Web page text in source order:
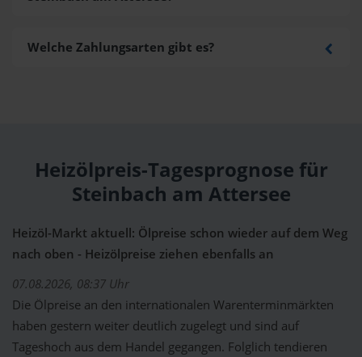
Welche Zahlungsarten gibt es?
Heizölpreis-Tagesprognose für
Steinbach am Attersee
Heizöl-Markt aktuell: Ölpreise schon wieder auf dem Weg
nach oben - Heizölpreise ziehen ebenfalls an
07.08.2026, 08:37 Uhr
Die Ölpreise an den internationalen Warenterminmärkten
haben gestern weiter deutlich zugelegt und sind auf
Tageshoch aus dem Handel gegangen. Folglich tendieren